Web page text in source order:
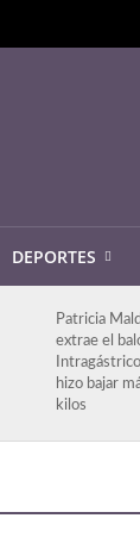
DEPORTES
Patricia
extrae el
hizo bajar
kilos